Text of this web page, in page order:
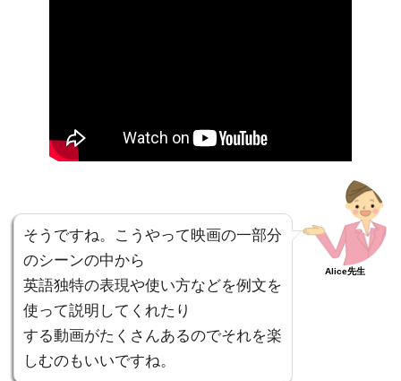
そうですね。こうやって映画の一部分
のシーンの中から
英語独特の表現や使い方などを例文を
使って説明してくれたり
する動画がたくさんあるのでそれを楽
しむのもいいですね。
Alice先生